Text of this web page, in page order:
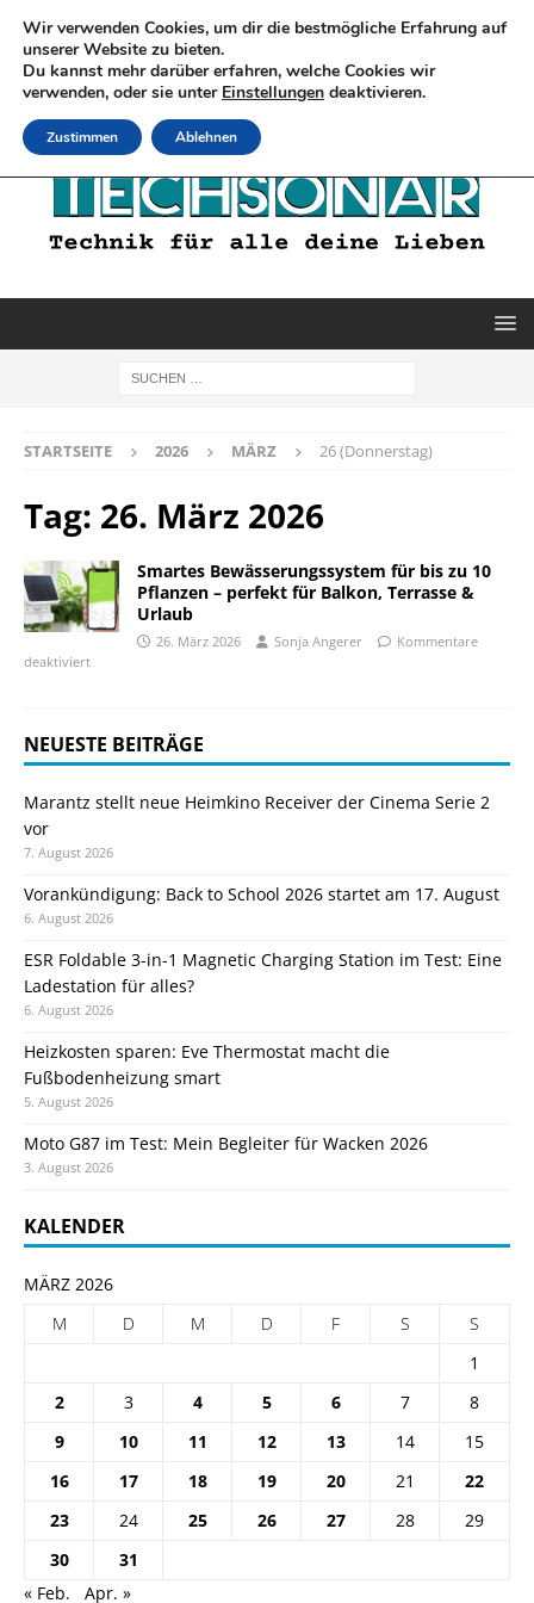
STARTSEITE 2026 MÄRZ 26 (Donnerstag)
Tag: 26. März 2026
Smartes Bewässerungssystem für bis zu 10
Pflanzen – perfekt für Balkon, Terrasse &
Urlaub
26. März 2026 Sonja Angerer
Kommentare
deaktiviert
NEUESTE BEITRÄGE
Marantz stellt neue Heimkino Receiver der Cinema Serie 2
vor
7. August 2026
Vorankündigung: Back to School 2026 startet am 17. August
6. August 2026
ESR Foldable 3-in-1 Magnetic Charging Station im Test: Eine
Ladestation für alles?
6. August 2026
Heizkosten sparen: Eve Thermostat macht die
Fußbodenheizung smart
5. August 2026
Moto G87 im Test: Mein Begleiter für Wacken 2026
3. August 2026
KALENDER
MÄRZ 2026
M
D M D F S
S
1
2
3 4 5 6 7
8
9
10 11 12 13 14
15
16
17 18 19 20 21
22
23
24 25 26 27 28
29
30
31
« Feb.
Apr. »
Wir verwenden Cookies, um dir die bestmögliche Erfahrung auf
unserer Website zu bieten.
Du kannst mehr darüber erfahren, welche Cookies wir
verwenden, oder sie unter Einstellungen deaktivieren.
Zustimmen Ablehnen